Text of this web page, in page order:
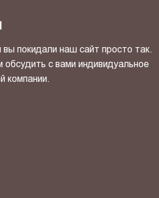
покидали наш сайт просто так.
с вами индивидуальное
компании.
КОНТАКТ